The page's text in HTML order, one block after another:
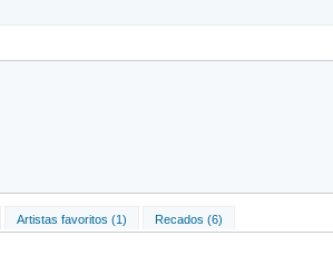
Artistas favoritos (1) Recados (6)